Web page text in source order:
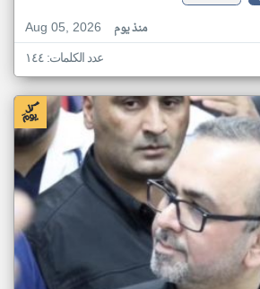
Aug 05, 2026
منذ يوم
عدد الكلمات: ١٤٤